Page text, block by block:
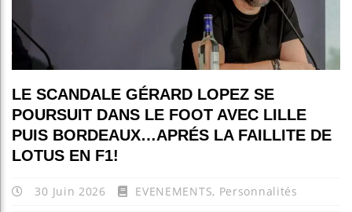
LE SCANDALE GÉRARD LOPEZ SE
POURSUIT DANS LE FOOT AVEC LILLE
PUIS BORDEAUX…APRÉS LA FAILLITE DE
LOTUS EN F1!
30 Juin 2026 EVENEMENTS, Personnalités